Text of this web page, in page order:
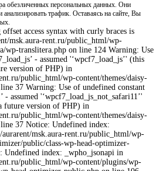
обезличенных персональных данных. Они
трафик. Оставаясь на сайте, Вы
access syntax with curly braces is
msk.aura-rent.ru/public_html/wp-
wp-translitera.php on line 124 Warning: Use
- assumed '‘wpcf7_load_js’' (this
version of PHP) in
public_html/wp-content/themes/daisy-
37 Warning: Use of undefined constant
- assumed '‘wpcf7_load_js_not_safari11’'
version of PHP) in
public_html/wp-content/themes/daisy-
37 Notice: Undefined index:
aurarent/msk.aura-rent.ru/public_html/wp-
public/class-wp-head-optimizer-
Undefined index: _wpho_jsonapi in
public_html/wp-content/plugins/wp-